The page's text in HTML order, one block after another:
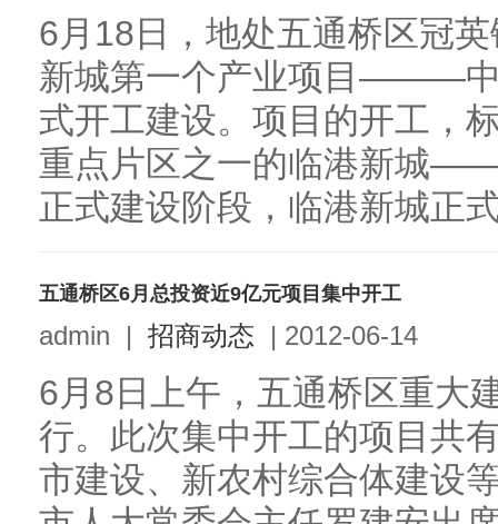
6月18日，地处五通桥区冠
新城第一个产业项目———中
式开工建设。项目的开工，
重点片区之一的临港新城
正式建设阶段，临港新城正
五通桥区6月总投资近9亿元项目集中开工
admin | 招商动态 | 2012-06-14
6月8日上午，五通桥区重大
行。此次集中开工的项目共
市建设、新农村综合体建设